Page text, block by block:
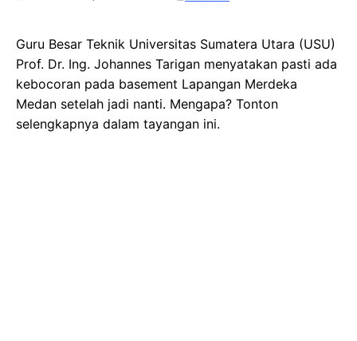
Guru Besar Teknik Universitas Sumatera Utara (USU)
Prof. Dr. Ing. Johannes Tarigan menyatakan pasti ada
kebocoran pada basement Lapangan Merdeka
Medan setelah jadi nanti. Mengapa? Tonton
selengkapnya dalam tayangan ini.